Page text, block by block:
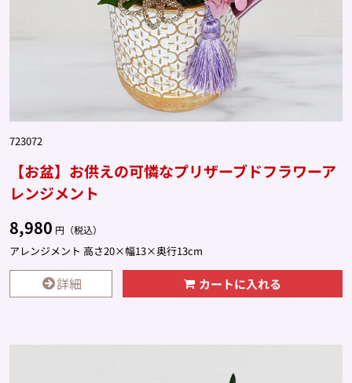
723072
【お盆】お供えの可憐なプリザーブドフラワーア
レンジメント
8,980 円（税込）
アレンジメント 高さ20×幅13×奥行13cm
詳細 カートに入れる